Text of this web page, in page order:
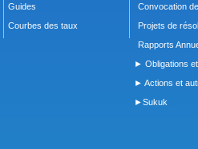
Guides
Courbes des taux
Convocation
Projets de
Rapports
► Obligations
► Actions et
►Sukuk